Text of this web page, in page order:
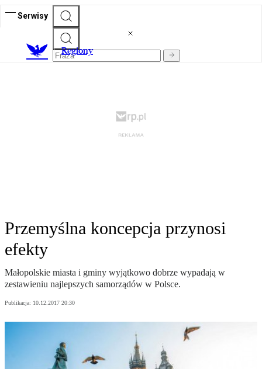
Serwisy
Regiony
Przemyślna koncepcja przynosi
efekty
Małopolskie miasta i gminy wyjątkowo dobrze wypadają w
zestawieniu najlepszych samorządów w Polsce.
Publikacja: 10.12.2017 20:30